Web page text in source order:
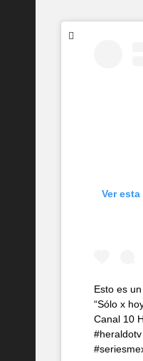
Ver
Esto es
“Sólo x
Canal 10